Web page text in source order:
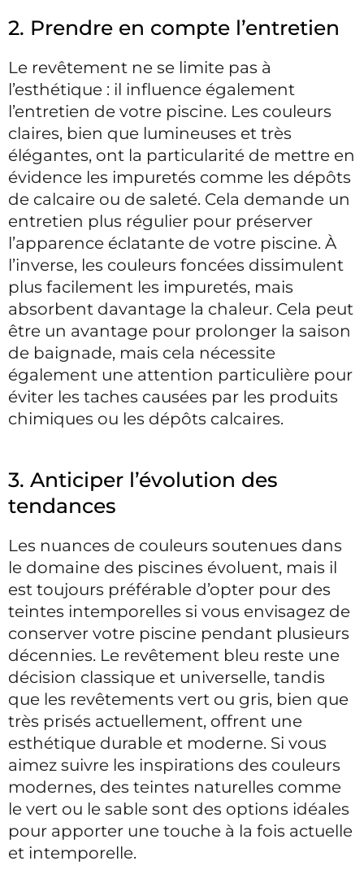
2. Prendre en compte l’entretien
Le revêtement ne se limite pas à
l’esthétique : il influence également
l’entretien de votre piscine. Les couleurs
claires, bien que lumineuses et très
élégantes, ont la particularité de mettre en
évidence les impuretés comme les dépôts
de calcaire ou de saleté. Cela demande un
entretien plus régulier pour préserver
l’apparence éclatante de votre piscine. À
l’inverse, les couleurs foncées dissimulent
plus facilement les impuretés, mais
absorbent davantage la chaleur. Cela peut
être un avantage pour prolonger la saison
de baignade, mais cela nécessite
également une attention particulière pour
éviter les taches causées par les produits
chimiques ou les dépôts calcaires.
3. Anticiper l’évolution des
tendances
Les nuances de couleurs soutenues dans
le domaine des piscines évoluent, mais il
est toujours préférable d’opter pour des
teintes intemporelles si vous envisagez de
conserver votre piscine pendant plusieurs
décennies. Le revêtement bleu reste une
décision classique et universelle, tandis
que les revêtements vert ou gris, bien que
très prisés actuellement, offrent une
esthétique durable et moderne. Si vous
aimez suivre les inspirations des couleurs
modernes, des teintes naturelles comme
le vert ou le sable sont des options idéales
pour apporter une touche à la fois actuelle
et intemporelle.